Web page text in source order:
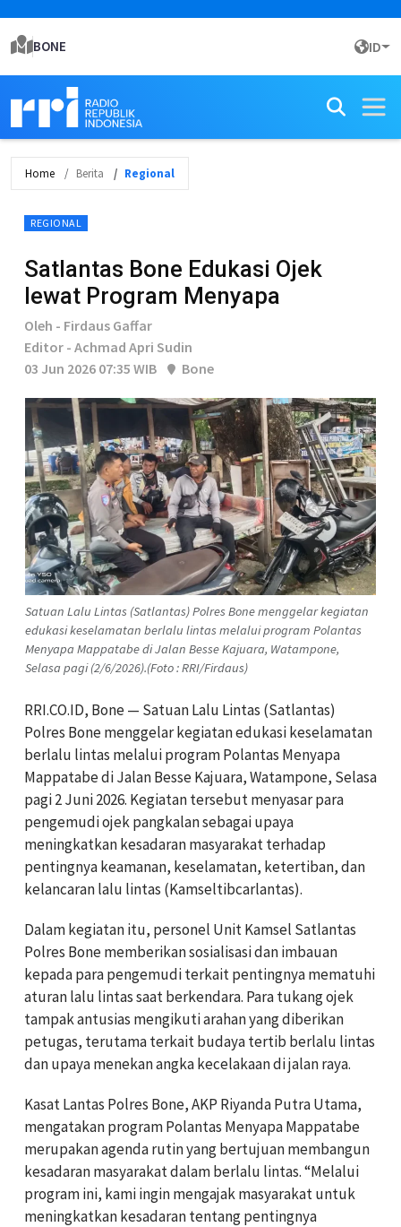
BONE ID
Home Berita Regional
REGIONAL
Satlantas Bone Edukasi Ojek
lewat Program Menyapa
Oleh - Firdaus Gaffar
Editor - Achmad Apri Sudin
03 Jun 2026 07:35 WIB
Bone
Satuan Lalu Lintas (Satlantas) Polres Bone menggelar kegiatan
edukasi keselamatan berlalu lintas melalui program Polantas
Menyapa Mappatabe di Jalan Besse Kajuara, Watampone,
Selasa pagi (2/6/2026).(Foto : RRI/Firdaus)
RRI.CO.ID, Bone — Satuan Lalu Lintas (Satlantas)
Polres Bone menggelar kegiatan edukasi keselamatan
berlalu lintas melalui program Polantas Menyapa
Mappatabe di Jalan Besse Kajuara, Watampone, Selasa
pagi 2 Juni 2026. Kegiatan tersebut menyasar para
pengemudi ojek pangkalan sebagai upaya
meningkatkan kesadaran masyarakat terhadap
pentingnya keamanan, keselamatan, ketertiban, dan
kelancaran lalu lintas (Kamseltibcarlantas).
Dalam kegiatan itu, personel Unit Kamsel Satlantas
Polres Bone memberikan sosialisasi dan imbauan
kepada para pengemudi terkait pentingnya mematuhi
aturan lalu lintas saat berkendara. Para tukang ojek
tampak antusias mengikuti arahan yang diberikan
petugas, terutama terkait budaya tertib berlalu lintas
dan upaya menekan angka kecelakaan di jalan raya.
Kasat Lantas Polres Bone, AKP Riyanda Putra Utama,
mengatakan program Polantas Menyapa Mappatabe
merupakan agenda rutin yang bertujuan membangun
kesadaran masyarakat dalam berlalu lintas. “Melalui
program ini, kami ingin mengajak masyarakat untuk
meningkatkan kesadaran tentang pentingnya